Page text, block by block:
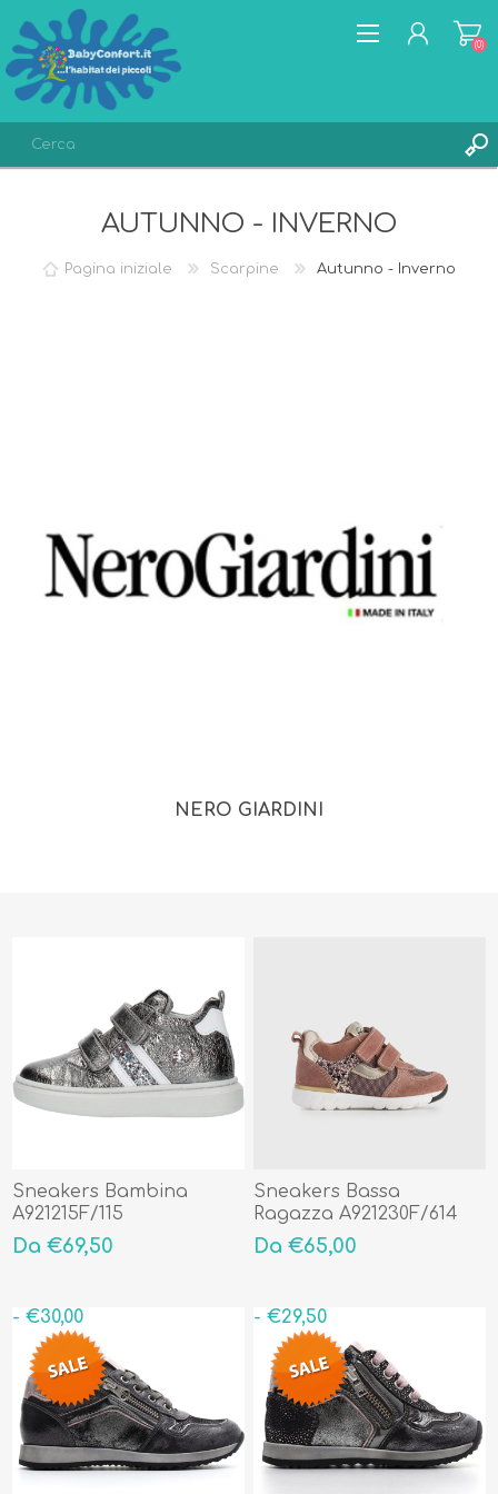
ACCESSO
(0)
AUTUNNO - INVERNO
Pagina iniziale Scarpine Autunno - Inverno
NERO GIARDINI
Sneakers Bambina
A921215F/115
Da €69,50
Sneakers Bassa
Ragazza A921230F/614
Da €65,00
- €30,00 - €29,50